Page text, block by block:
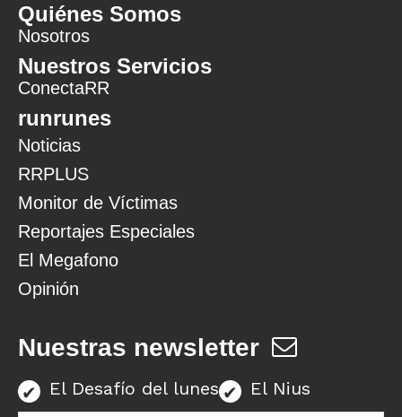
Quiénes Somos
Nosotros
Nuestros Servicios
ConectaRR
runrunes
Noticias
RRPLUS
Monitor de Víctimas
Reportajes Especiales
El Megafono
Opinión
Nuestras newsletter
El Desafío del lunes El Nius